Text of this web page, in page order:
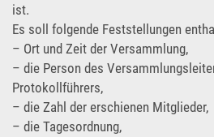
ist.
Es soll folgende Feststellungen
– Ort und Zeit der Versammlung,
– die Person des
Protokollführers,
– die Zahl der erschienen Mitglieder,
– die Tagesordnung,